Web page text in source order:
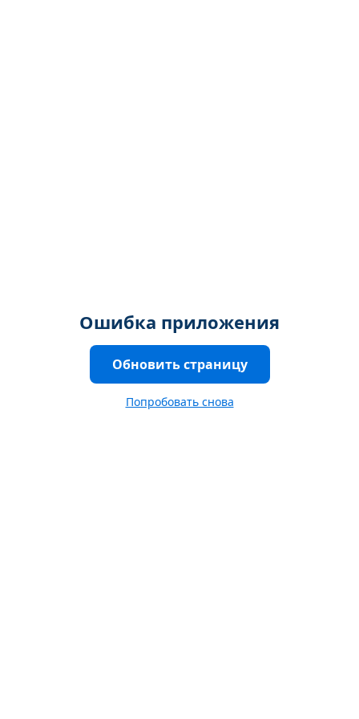
Ошибка приложения
Обновить страницу
Попробовать снова